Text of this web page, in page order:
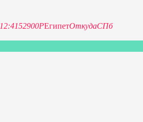
12:4152900РЕгипетОткудаСПб